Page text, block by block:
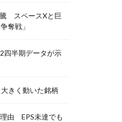
スペースXと巨
奪戦」
半期データが示
きく動いた銘柄
由 EPS未達でも